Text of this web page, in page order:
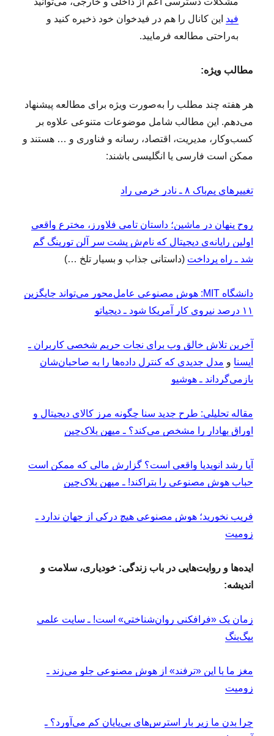
فید این کانال را هم در فیدخوان خود ذخیره کنید و
به‌راحتی مطالعه فرمایید.
مطالب ویژه:
هر هفته چند مطلب را به‌صورت ویژه برای مطالعه پیشنهاد
می‌دهم. این مطالب شامل موضوعات متنوعی علاوه بر
کسب‌وکار، مدیریت، اقتصاد، رسانه و فناوری و … هستند و
ممکن است فارسی یا انگلیسی باشند:
تغییرهای پم‌باک ۸ ـ نادر خرمی راد
روح پنهان در ماشین؛ داستان تامی فلاورز، مخترع واقعی
اولین رایانه‌ی دیجیتال که نام‌ش پشت سر آلن تورینگ گم
شد ـ راه پرداخت (داستانی جذاب و بسیار تلخ …)
دانشگاه MIT: هوش مصنوعی عامل‌محور می‌تواند جایگزین
۱۱ درصد نیروی کار آمریکا شود ـ دیجیاتو
آخرین تلاش خالق وب برای نجات حریم شخصی کاربران ـ
ایسنا و مدل جدیدی که کنترل داده‌ها را به صاحبان‌شان
بازمی‌گرداند ـ هوشیو
مقاله‌ تحلیلی: طرح جدید سنا چگونه مرز کالای دیجیتال و
اوراق بهادار را مشخص می‌کند؟ ـ میهن بلاک‌چین
آیا رشد انویدیا واقعی است؟ گزارش مالی که ممکن است
حباب هوش مصنوعی را بتراکند! ـ میهن بلاک‌چین
فریب نخورید؛ هوش مصنوعی هیچ درکی از جهان ندارد ـ
زومیت
ایده‌ها و روایت‌هایی در باب زندگی: خودیاری، سلامت و
اندیشه:
زمان یک «فرافکنی روان‌شناختی» است! ـ سایت علمی
بیگ‌بنگ
مغز ما با این «ترفند» از هوش مصنوعی جلو می‌زند ـ
زومیت
چرا بدن ما زیر بار استرس‌های بی‌پایان کم می‌آورد؟ ـ